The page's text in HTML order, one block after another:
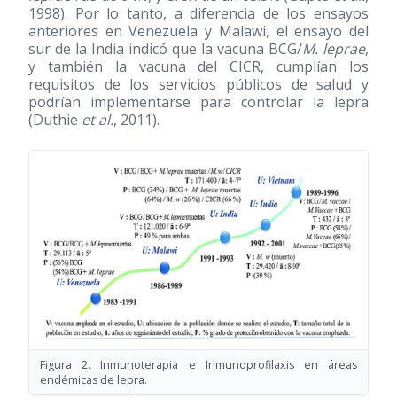
1998). Por lo tanto, a diferencia de los ensayos
anteriores en Venezuela y Malawi, el ensayo del
sur de la India indicó que la vacuna BCG/M. leprae,
y también la vacuna del CICR, cumplían los
requisitos de los servicios públicos de salud y
podrían implementarse para controlar la lepra
(Duthie et al., 2011).
Figura 2. Inmunoterapia e Inmunoprofilaxis en áreas
endémicas de lepra.